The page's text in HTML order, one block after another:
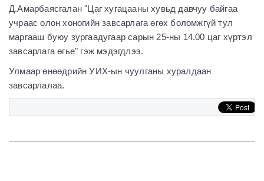
Д.Амарбаясгалан "Цаг хугацааны хувьд давчуу байгаа
учраас олон хоногийн завсарлага өгөх боломжгүй тул
маргааш буюу зургаадугаар сарын 25-ны 14.00 цаг хүртэл
завсарлага өгье" гэж мэдэгдлээ.
Улмаар өнөөдрийн УИХ-ын чуулганы хуралдаан
завсарлалаа.